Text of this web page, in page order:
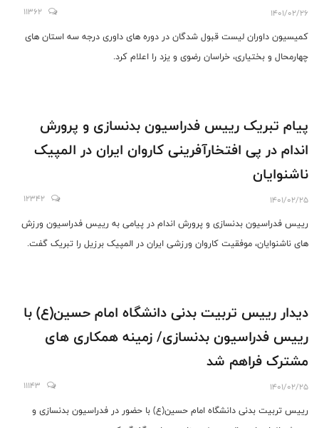
1401/02/26
11362
کمیسیون داوران لیست قبول شدگان در دوره های داوری درجه سه استان های
چهارمحال و بختیاری، خراسان رضوی و یزد را اعلام کرد.
پیام تبریک رییس فدراسیون بدنسازی و پرورش
اندام در پی افتخارآفرینی کاروان ایران در المپیک
ناشنوایان
1401/02/25
12342
رییس فدراسیون بدنسازی و پرورش اندام در پیامی به رییس فدراسیون ورزش
های ناشنوایان، موفقیت کاروان ورزشی ایران در المپیک برزیل را تبریک گفت.
دیدار رییس تربیت بدنی دانشگاه امام حسین(ع) با
رییس فدراسیون بدنسازی/ زمینه همکاری های
مشترک فراهم شد
1401/02/25
11143
رییس تربیت بدنی دانشگاه امام حسین(ع) با حضور در فدراسیون بدنسازی و